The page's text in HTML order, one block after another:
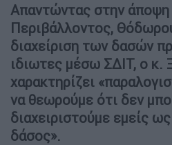
Απαντώντας στην
Περιβάλλοντος,
διαχείριση των δασών
ιδιωτες μέσω ΣΔΙΤ, ο κ.
χαρακτηρίζει
να θεωρούμε ότι δεν
διαχειριστούμε εμείς
δάσος».